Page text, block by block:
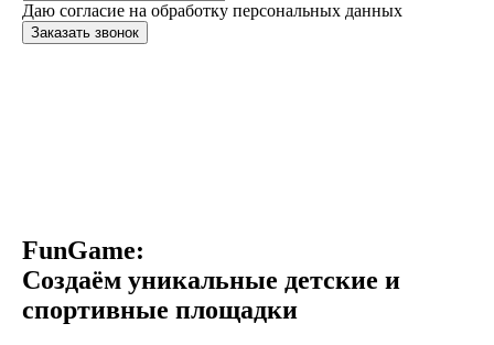
Даю согласие на обработку персональных данных
Заказать звонок
FunGame:
Создаём уникальные детские и
спортивные площадки